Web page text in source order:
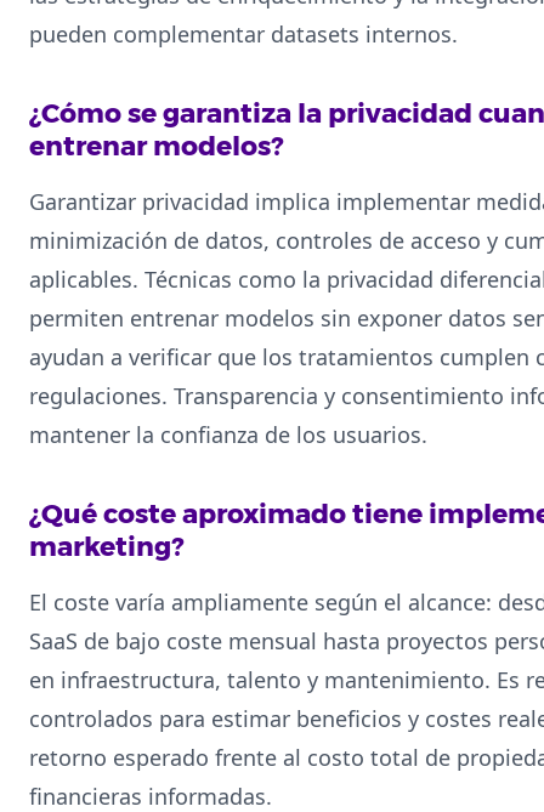
pueden complementar datasets internos.
¿Cómo se garantiza la privacidad
entrenar modelos?
Garantizar privacidad implica implementar
minimización de datos, controles de acceso y
aplicables. Técnicas como la privacidad
permiten entrenar modelos sin exponer datos
ayudan a verificar que los tratamientos cumplen
regulaciones. Transparencia y consentimiento
mantener la confianza de los usuarios.
¿Qué coste aproximado tiene
marketing?
El coste varía ampliamente según el alcance:
SaaS de bajo coste mensual hasta proyectos
en infraestructura, talento y mantenimiento. Es
controlados para estimar beneficios y costes
retorno esperado frente al costo total de
financieras informadas.